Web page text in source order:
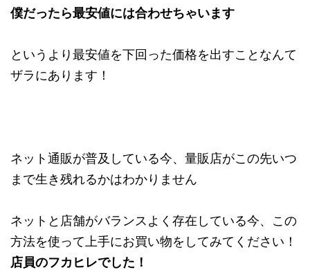
僕だったら最安値には合わせちゃいます
というより最安値を下回った価格を出すことなんて
ザラにあります！
ネット通販が普及している今、量販店がこの先いつ
まで生き残れるかはわかりません
ネットと店舗がバランスよく存在している今、この
方法を使って上手にお買い物をしてみてください！
店員のフカヒレでした！